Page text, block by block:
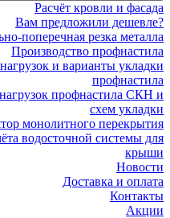
Расчёт кровли и фасада
Вам предложили дешевле?
поперечная резка металла
Производство профнастила
и варианты укладки
профнастила
профнастила СКН и
схем укладки
монолитного перекрытия
водосточной системы для
крыши
Новости
Доставка и оплата
Контакты
Акции